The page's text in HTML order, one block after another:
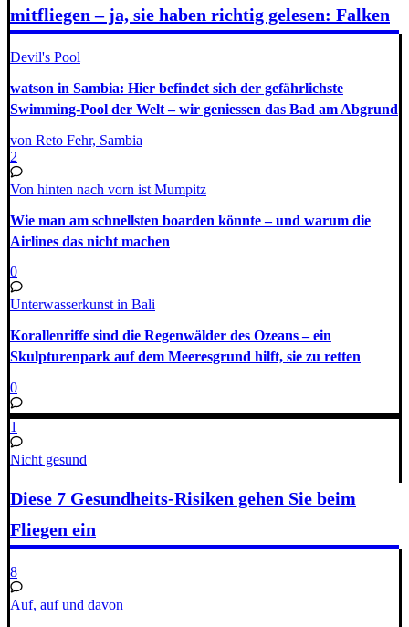
mitfliegen – ja, sie haben richtig gelesen: Falken
Devil's Pool
watson in Sambia: Hier befindet sich der gefährlichste
Swimming-Pool der Welt – wir geniessen das Bad am Abgrund
von Reto Fehr, Sambia
2
Von hinten nach vorn ist Mumpitz
Wie man am schnellsten boarden könnte – und warum die
Airlines das nicht machen
0
Unterwasserkunst in Bali
Korallenriffe sind die Regenwälder des Ozeans – ein
Skulpturenpark auf dem Meeresgrund hilft, sie zu retten
0
1
Nicht gesund
Diese 7 Gesundheits-Risiken gehen Sie beim
Fliegen ein
8
Auf, auf und davon